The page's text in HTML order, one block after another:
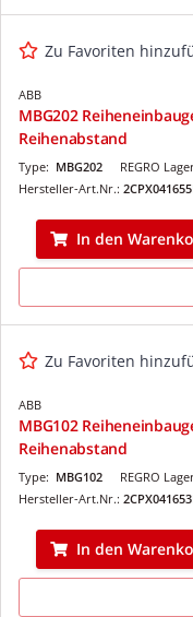
Zu Favoriten
ABB
MBG202
Reihenabstand
REGRO
Type: MBG202
Hersteller-Art.Nr.:
In den
Zu Favoriten
ABB
MBG102
Reihenabstand
REGRO
Type: MBG102
Hersteller-Art.Nr.:
In den